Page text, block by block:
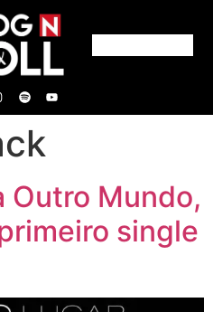
Outro Mundo,
single